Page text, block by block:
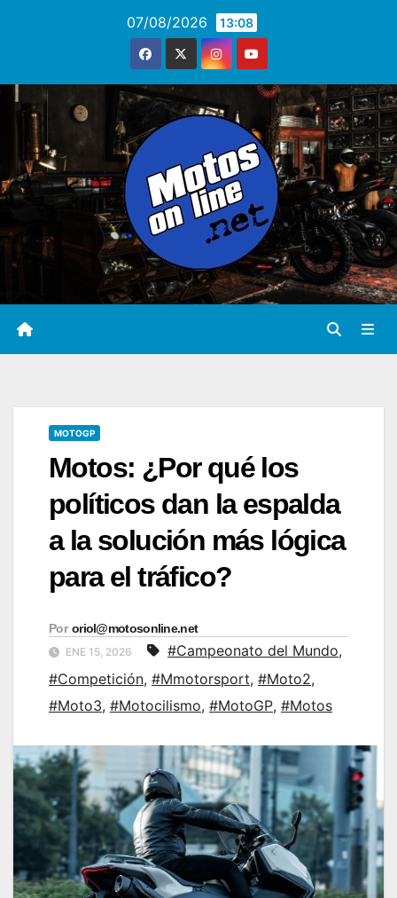
07/08/2026 13:08
MOTOGP
Motos: ¿Por qué los
políticos dan la espalda
a la solución más lógica
para el tráfico?
Por oriol@motosonline.net
ENE 15, 2026 #Campeonato del Mundo,
#Competición, #Mmotorsport, #Moto2,
#Moto3, #Motocilismo, #MotoGP, #Motos